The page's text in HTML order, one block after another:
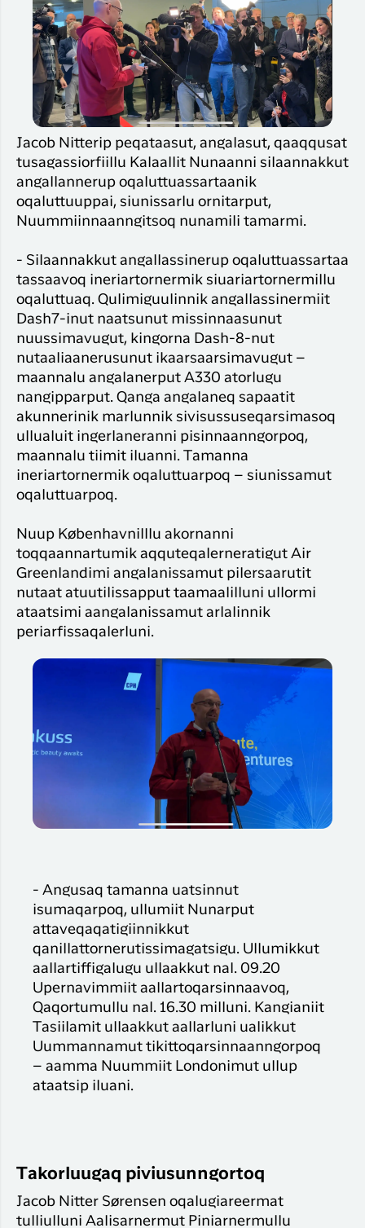
Jacob Nitterip peqataasut, angalasut, qaaqqusat
tusagassiorfiillu Kalaallit Nunaanni silaannakkut
angallannerup oqaluttuassartaanik
oqaluttuuppai, siunissarlu ornitarput,
Nuummiinnaanngitsoq nunamili tamarmi.
- Silaannakkut angallassinerup oqaluttuassartaa
tassaavoq ineriartornermik siuariartornermillu
oqaluttuaq. Qulimiguulinnik angallassinermiit
Dash7-inut naatsunut missinnaasunut
nuussimavugut, kingorna Dash-8-nut
nutaaliaanerusunut ikaarsaarsimavugut –
maannalu angalanerput A330 atorlugu
nangipparput. Qanga angalaneq sapaatit
akunnerinik marlunnik sivisussuseqarsimasoq
ullualuit ingerlaneranni pisinnaanngorpoq,
maannalu tiimit iluanni. Tamanna
ineriartornermik oqaluttuarpoq – siunissamut
oqaluttuarpoq.
Nuup Københavnilllu akornanni
toqqaannartumik aqquteqalerneratigut Air
Greenlandimi angalanissamut pilersaarutit
nutaat atuutilissapput taamaalilluni ullormi
ataatsimi aangalanissamut arlalinnik
periarfissaqalerluni.
- Angusaq tamanna uatsinnut
isumaqarpoq, ullumiit Nunarput
attaveqaqatigiinnikkut
qanillattornerutissimagatsigu. Ullumikkut
aallartiffigalugu ullaakkut nal. 09.20
Upernavimmiit aallartoqarsinnaavoq,
Qaqortumullu nal. 16.30 milluni. Kangianiit
Tasiilamit ullaakkut aallarluni ualikkut
Uummannamut tikittoqarsinnaanngorpoq
– aamma Nuummiit Londonimut ullup
ataatsip iluani.
Takorluugaq piviusunngortoq
Jacob Nitter Sørensen oqalugiareermat
tulliulluni Aalisarnermut Piniarnermullu